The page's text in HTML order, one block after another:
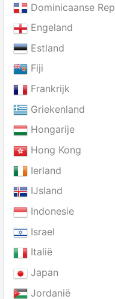
Dominicaanse Rep
Engeland
Estland
Fiji
Frankrijk
Griekenland
Hongarije
Hong Kong
Ierland
IJsland
Indonesie
Israel
Italië
Japan
Jordanië